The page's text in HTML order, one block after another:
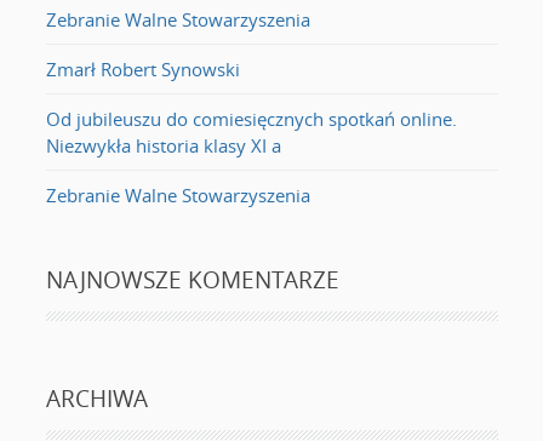
Zebranie Walne Stowarzyszenia
Zmarł Robert Synowski
Od jubileuszu do comiesięcznych spotkań online.
Niezwykła historia klasy XI a
Zebranie Walne Stowarzyszenia
NAJNOWSZE KOMENTARZE
ARCHIWA